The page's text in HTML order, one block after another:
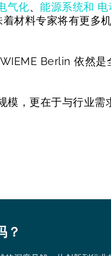
气化、能源系统和 电
材料专家将有更多
Berlin 依然是
，更在于与行业需
？